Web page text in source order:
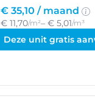
€ 35,10 / maand
€ 11,70/m²– € 5,01/m³
Deze unit gratis